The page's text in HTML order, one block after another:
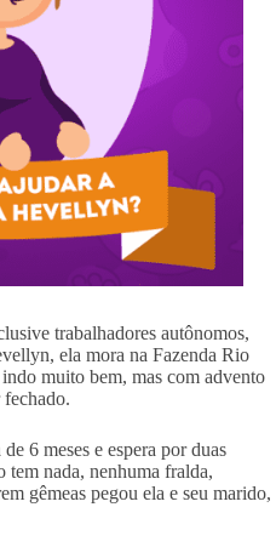
trabalhadores autônomos,
ela mora na Fazenda Rio
muito bem, mas com advento
6 meses e espera por duas
tem nada, nenhuma fralda,
gêmeas pegou ela e seu marido,